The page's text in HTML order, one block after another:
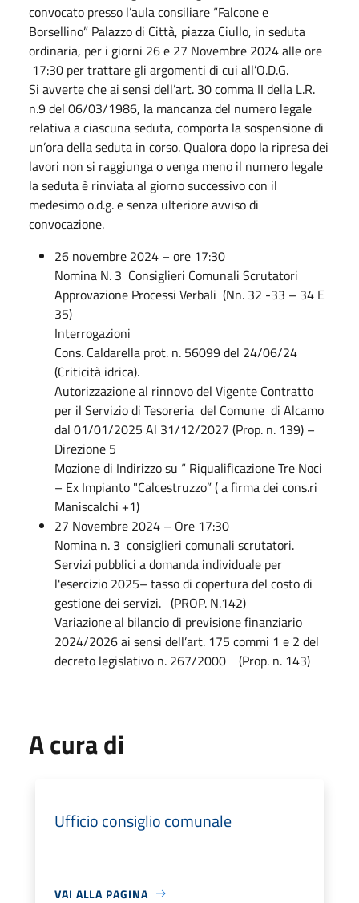
convocato presso l’aula consiliare “Falcone e
Borsellino” Palazzo di Città, piazza Ciullo, in seduta
ordinaria, per i giorni 26 e 27 Novembre 2024 alle ore
17:30 per trattare gli argomenti di cui all’O.D.G.
Si avverte che ai sensi dell’art. 30 comma II della L.R.
n.9 del 06/03/1986, la mancanza del numero legale
relativa a ciascuna seduta, comporta la sospensione di
un’ora della seduta in corso. Qualora dopo la ripresa dei
lavori non si raggiunga o venga meno il numero legale
la seduta è rinviata al giorno successivo con il
medesimo o.d.g. e senza ulteriore avviso di
convocazione.
26 novembre 2024 – ore 17:30
Nomina N. 3 Consiglieri Comunali Scrutatori
Approvazione Processi Verbali (Nn. 32 -33 – 34 E
35)
Interrogazioni
Cons. Caldarella prot. n. 56099 del 24/06/24
(Criticità idrica).
Autorizzazione al rinnovo del Vigente Contratto
per il Servizio di Tesoreria del Comune di Alcamo
dal 01/01/2025 Al 31/12/2027 (Prop. n. 139) –
Direzione 5
Mozione di Indirizzo su “ Riqualificazione Tre Noci
– Ex Impianto "Calcestruzzo” ( a firma dei cons.ri
Maniscalchi +1)
27 Novembre 2024 – Ore 17:30
Nomina n. 3 consiglieri comunali scrutatori.
Servizi pubblici a domanda individuale per
l'esercizio 2025– tasso di copertura del costo di
gestione dei servizi. (PROP. N.142)
Variazione al bilancio di previsione finanziario
2024/2026 ai sensi dell’art. 175 commi 1 e 2 del
decreto legislativo n. 267/2000 (Prop. n. 143)
A cura di
Ufficio consiglio comunale
VAI ALLA PAGINA